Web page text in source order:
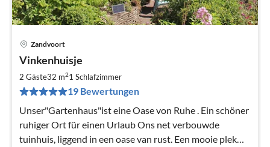
Zandvoort
Vinkenhuisje
2 Gäste32 m21 Schlafzimmer
19 Bewertungen
Unser"Gartenhaus"ist eine Oase von Ruhe . Ein schöner
ruhiger Ort für einen Urlaub Ons net verbouwde
tuinhuis, liggend in een oase van rust. Een mooie plek